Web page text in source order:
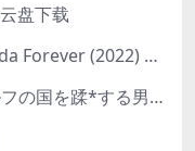
盘下载
黑豹2 Black Panther: Wakanda Forever (2022) 高清版
OVA巨*エルフ母娘催*#1エルフの国を蹂*する男。汚された女王と姫